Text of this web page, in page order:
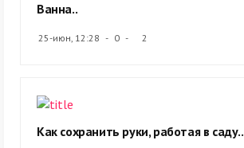
Ванна..
25-июн, 12:28 0 2
Как сохранить руки, работая в саду..